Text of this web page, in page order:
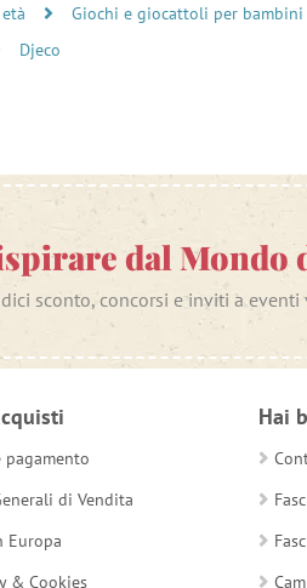
Giochi e giocattoli per
Djeco
dal Mondo
sconto, concorsi e inviti a
pagamento
di Vendita
Europa
& Cookies
Hai